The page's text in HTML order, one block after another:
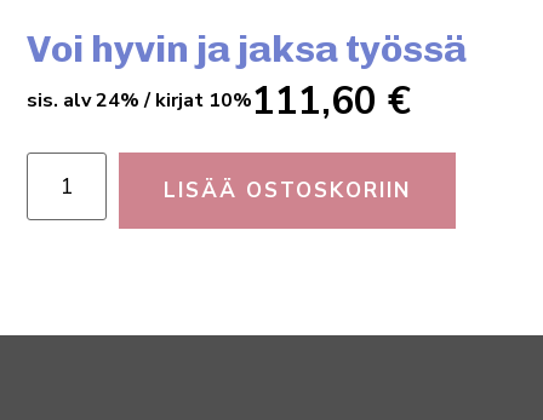
Voi hyvin ja jaksa työssä
111,60€
sis. alv 24% / kirjat 10%
LISÄÄ OSTOSKORIIN